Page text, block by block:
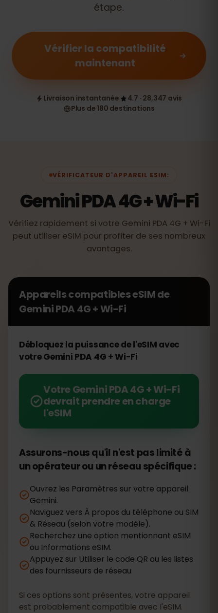
étape.
Vérifier la compatibilité
maintenant
Livraison instantanée
4.7 · 28,347 avis
Plus de 180 destinations
VÉRIFICATEUR D'APPAREIL ESIM:
Gemini PDA 4G + Wi-Fi
Vérifiez rapidement si votre Gemini PDA 4G + Wi-Fi
peut utiliser eSIM pour profiter de ses nombreux
avantages.
Appareils compatibles eSIM de
Gemini PDA 4G + Wi-Fi
Débloquez la puissance de l'eSIM avec
votre Gemini PDA 4G + Wi-Fi
Votre Gemini PDA 4G + Wi-Fi
devrait prendre en charge
l'eSIM
Assurons-nous qu'il n'est pas limité à
un opérateur ou un réseau spécifique :
Ouvrez les Paramètres sur votre appareil
Gemini.
Naviguez vers À propos du téléphone ou SIM
& Réseau (selon votre modèle).
Recherchez une option mentionnant eSIM
ou Informations eSIM.
Appuyez sur Utiliser le code QR ou les listes
des fournisseurs de réseau
Si ces options sont présentes, votre appareil
est probablement compatible avec l'eSIM.